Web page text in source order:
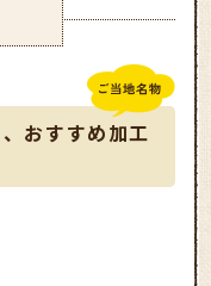
おすすめ加工